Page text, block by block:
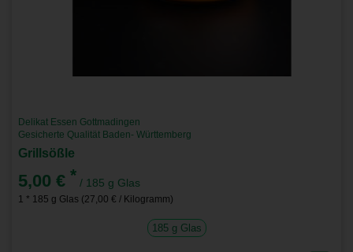
Delikat Essen Gottmadingen
Gesicherte Qualität Baden- Württemberg
Grillsößle
5,00 € * / 185 g Glas
1 * 185 g Glas (27,00 € / Kilogramm)
185 g Glas